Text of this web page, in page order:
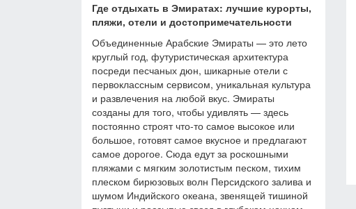
Где отдыхать в Эмиратах: лучшие курорты,
пляжи, отели и достопримечательности
Объединенные Арабские Эмираты — это лето
круглый год, футуристическая архитектура
посреди песчаных дюн, шикарные отели с
первоклассным сервисом, уникальная культура
и развлечения на любой вкус. Эмираты
созданы для того, чтобы удивлять — здесь
постоянно строят что-то самое высокое или
большое, готовят самое вкусное и предлагают
самое дорогое. Сюда едут за роскошными
пляжами с мягким золотистым песком, тихим
плеском бирюзовых волн Персидского залива и
шумом Индийского океана, звенящей тишиной